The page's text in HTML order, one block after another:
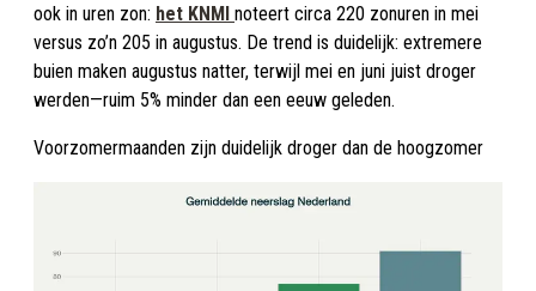
ook in uren zon: het KNMI noteert circa 220 zonuren in mei
versus zo’n 205 in augustus. De trend is duidelijk: extremere
buien maken augustus natter, terwijl mei en juni juist droger
werden—ruim 5% minder dan een eeuw geleden.
Voorzomermaanden zijn duidelijk droger dan de hoogzomer